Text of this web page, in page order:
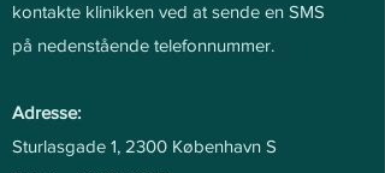
kontakte klinikken ved at sende en SMS
på nedenstående telefonnummer.
Adresse:
Sturlasgade 1, 2300 København S